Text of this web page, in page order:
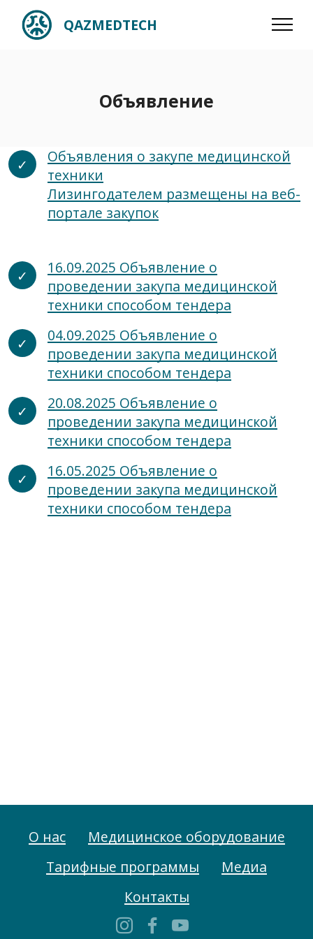
QAZMEDTECH
Объявление
Объявления о закупе медицинской
техники
Лизингодателем размещены на веб-
портале закупок
16.09.2025 Объявление о
проведении закупа медицинской
техники способом тендера
04.09.2025 Объявление о
проведении закупа медицинской
техники способом тендера
20.08.2025 Объявление о
проведении закупа медицинской
техники способом тендера
16.05.2025 Объявление о
проведении закупа медицинской
техники способом тендера
О нас
Медицинское оборудование
Тарифные программы
Медиа
Контакты